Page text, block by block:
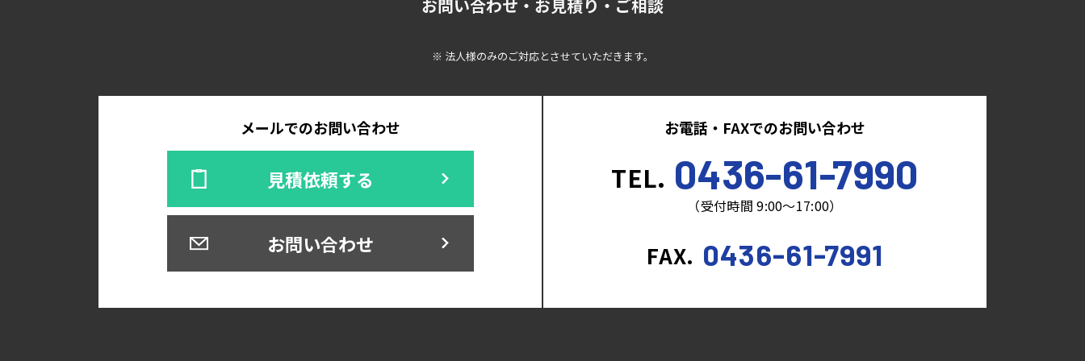
お問い合わせ・お見積り・ご相談
※ 法人様のみのご対応とさせていただきます。
メールでのお問い合わせ
見積依頼する
お問い合わせ
お電話・FAXでのお問い合わせ
TEL. 0436-61-7990
（受付時間 9:00～17:00）
FAX. 0436-61-7991